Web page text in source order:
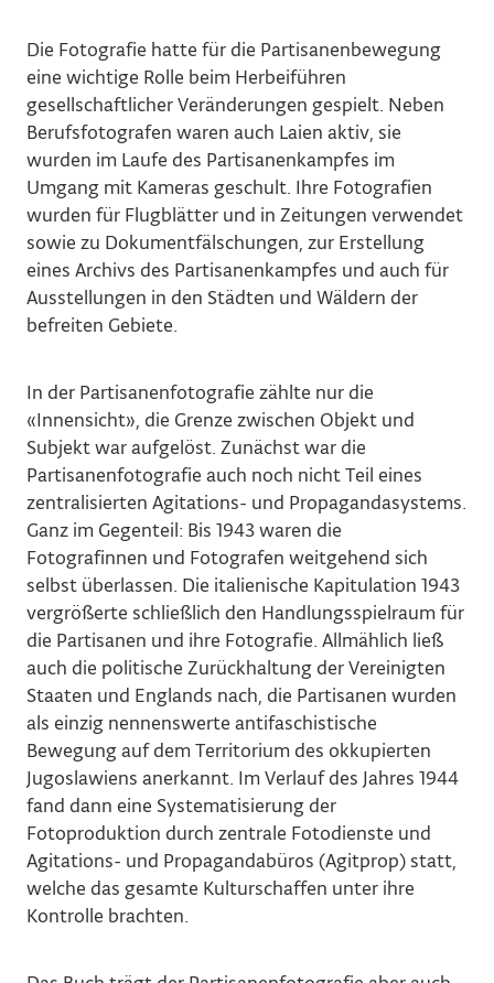
Die Fotografie hatte für die Partisanenbewegung
eine wichtige Rolle beim Herbeiführen
gesellschaftlicher Veränderungen gespielt. Neben
Berufsfotografen waren auch Laien aktiv, sie
wurden im Laufe des Partisanenkampfes im
Umgang mit Kameras geschult. Ihre Fotografien
wurden für Flugblätter und in Zeitungen verwendet
sowie zu Dokumentfälschungen, zur Erstellung
eines Archivs des Partisanenkampfes und auch für
Ausstellungen in den Städten und Wäldern der
befreiten Gebiete.
In der Partisanenfotografie zählte nur die
«Innensicht», die Grenze zwischen Objekt und
Subjekt war aufgelöst. Zunächst war die
Partisanenfotografie auch noch nicht Teil eines
zentralisierten Agitations- und Propagandasystems.
Ganz im Gegenteil: Bis 1943 waren die
Fotografinnen und Fotografen weitgehend sich
selbst überlassen. Die italienische Kapitulation 1943
vergrößerte schließlich den Handlungsspielraum für
die Partisanen und ihre Fotografie. Allmählich ließ
auch die politische Zurückhaltung der Vereinigten
Staaten und Englands nach, die Partisanen wurden
als einzig nennenswerte antifaschistische
Bewegung auf dem Territorium des okkupierten
Jugoslawiens anerkannt. Im Verlauf des Jahres 1944
fand dann eine Systematisierung der
Fotoproduktion durch zentrale Fotodienste und
Agitations- und Propagandabüros (Agitprop) statt,
welche das gesamte Kulturschaffen unter ihre
Kontrolle brachten.